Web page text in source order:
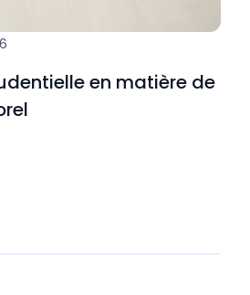
en matière de